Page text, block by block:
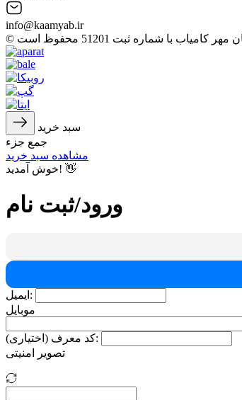
info@kaamyab.ir
سبد خرید
جمع جزء
مشاهده سبد خرید
خوش آمدید! 👋
ورود/ثبت نام
ایمیل:
موبایل
کد معرف (اختیاری):
تصویر امنیتی